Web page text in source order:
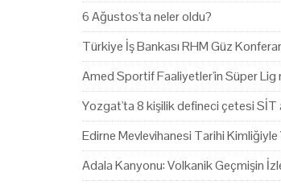
6 Ağustos'ta neler oldu?
Türkiye İş Bankası RHM Güz
Amed Sportif Faaliyetler'in Süper Lig
Yozgat'ta 8 kişilik defineci çetesi SİT
Edirne Mevlevihanesi Tarihi
Adala Kanyonu: Volkanik Geçmişin